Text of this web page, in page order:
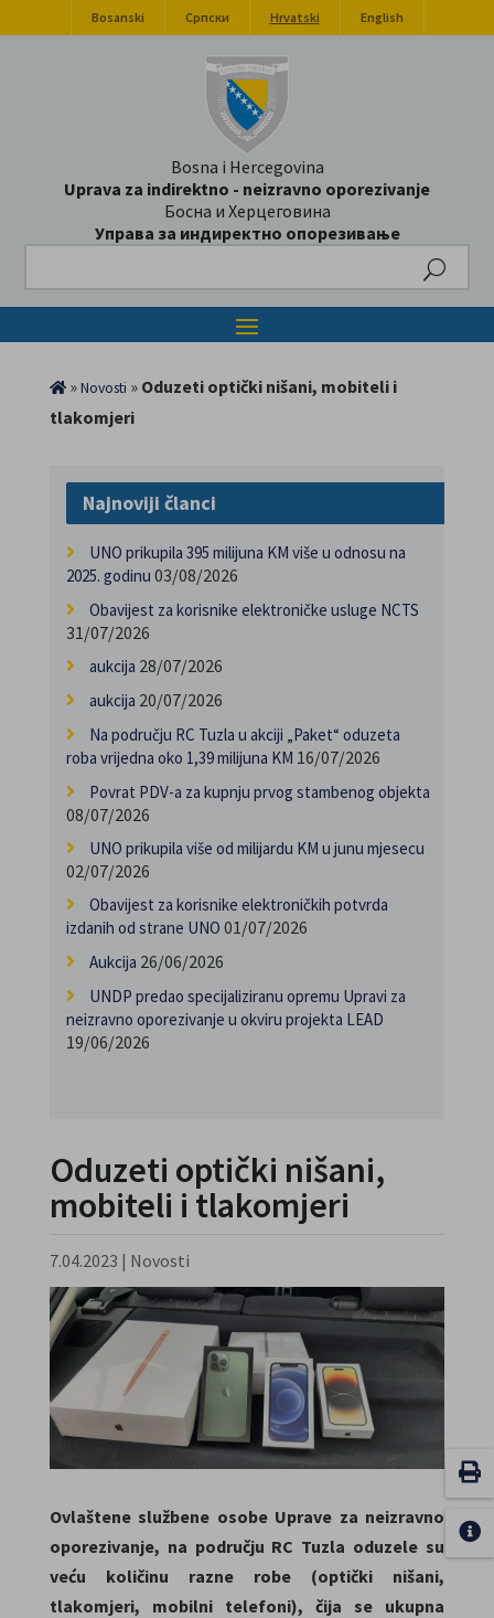
Bosanski Српски Hrvatski English
Bosna i Hercegovina
Uprava za indirektno - neizravno oporezivanje
Босна и Херцеговина
Управа за индиректно опорезивање
»Novosti » Oduzeti optički nišani, mobiteli i
tlakomjeri
Najnoviji članci
UNO prikupila 395 milijuna KM više u odnosu na
2025. godinu 03/08/2026
Obavijest za korisnike elektroničke usluge NCTS
31/07/2026
aukcija 28/07/2026
aukcija 20/07/2026
Na području RC Tuzla u akciji „Paket“ oduzeta
roba vrijedna oko 1,39 milijuna KM 16/07/2026
Povrat PDV-a za kupnju prvog stambenog objekta
08/07/2026
UNO prikupila više od milijardu KM u junu mjesecu
02/07/2026
Obavijest za korisnike elektroničkih potvrda
izdanih od strane UNO 01/07/2026
Aukcija 26/06/2026
UNDP predao specijaliziranu opremu Upravi za
neizravno oporezivanje u okviru projekta LEAD
19/06/2026
Oduzeti optički nišani,
mobiteli i tlakomjeri
7.04.2023 | Novosti
Ovlaštene službene osobe Uprave za neizravno
oporezivanje, na području RC Tuzla oduzele su
veću količinu razne robe (optički nišani,
tlakomjeri,
mobilni telefoni),čija se ukupna